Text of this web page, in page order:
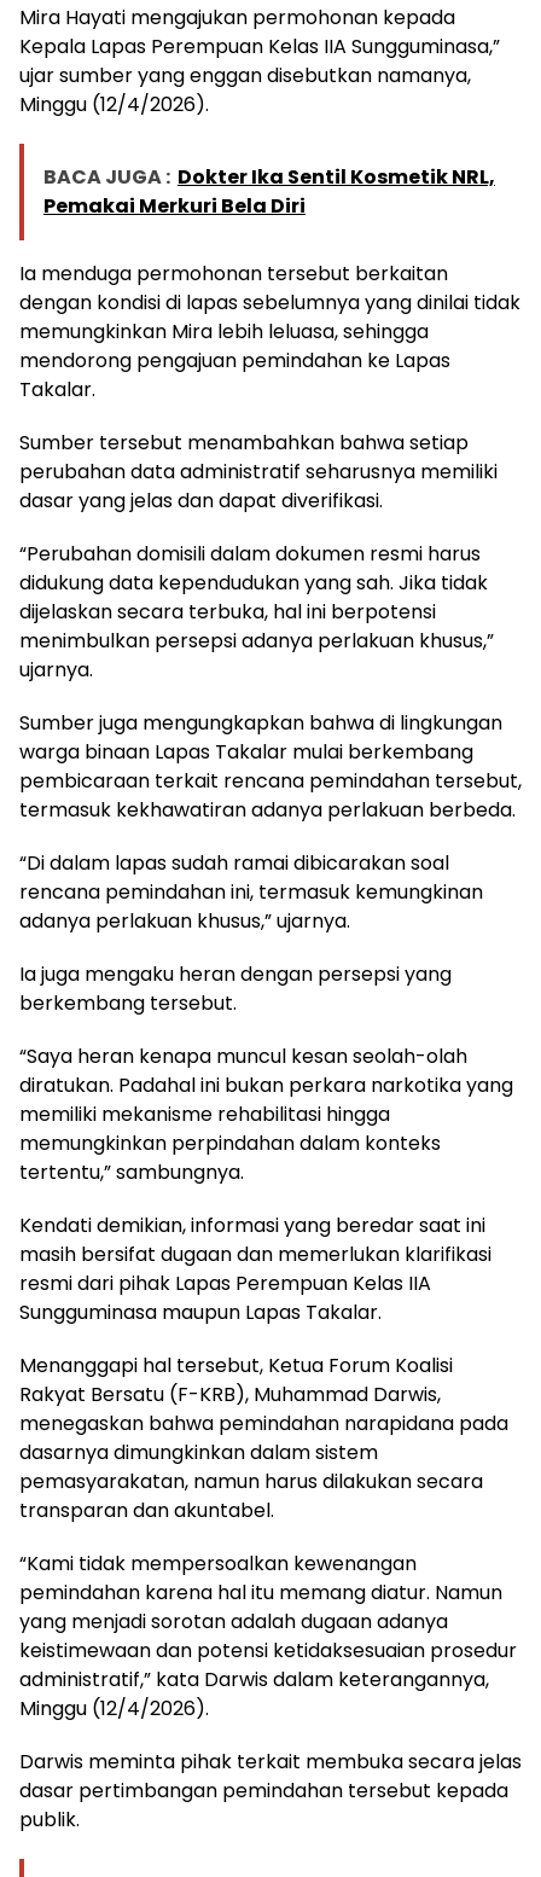
Mira Hayati mengajukan permohonan kepada
Kepala Lapas Perempuan Kelas IIA Sungguminasa,”
ujar sumber yang enggan disebutkan namanya,
Minggu (12/4/2026).
BACA JUGA : Dokter Ika Sentil Kosmetik NRL,
Pemakai Merkuri Bela Diri
Ia menduga permohonan tersebut berkaitan
dengan kondisi di lapas sebelumnya yang dinilai tidak
memungkinkan Mira lebih leluasa, sehingga
mendorong pengajuan pemindahan ke Lapas
Takalar.
Sumber tersebut menambahkan bahwa setiap
perubahan data administratif seharusnya memiliki
dasar yang jelas dan dapat diverifikasi.
“Perubahan domisili dalam dokumen resmi harus
didukung data kependudukan yang sah. Jika tidak
dijelaskan secara terbuka, hal ini berpotensi
menimbulkan persepsi adanya perlakuan khusus,”
ujarnya.
Sumber juga mengungkapkan bahwa di lingkungan
warga binaan Lapas Takalar mulai berkembang
pembicaraan terkait rencana pemindahan tersebut,
termasuk kekhawatiran adanya perlakuan berbeda.
“Di dalam lapas sudah ramai dibicarakan soal
rencana pemindahan ini, termasuk kemungkinan
adanya perlakuan khusus,” ujarnya.
Ia juga mengaku heran dengan persepsi yang
berkembang tersebut.
“Saya heran kenapa muncul kesan seolah-olah
diratukan. Padahal ini bukan perkara narkotika yang
memiliki mekanisme rehabilitasi hingga
memungkinkan perpindahan dalam konteks
tertentu,” sambungnya.
Kendati demikian, informasi yang beredar saat ini
masih bersifat dugaan dan memerlukan klarifikasi
resmi dari pihak Lapas Perempuan Kelas IIA
Sungguminasa maupun Lapas Takalar.
Menanggapi hal tersebut, Ketua Forum Koalisi
Rakyat Bersatu (F-KRB), Muhammad Darwis,
menegaskan bahwa pemindahan narapidana pada
dasarnya dimungkinkan dalam sistem
pemasyarakatan, namun harus dilakukan secara
transparan dan akuntabel.
“Kami tidak mempersoalkan kewenangan
pemindahan karena hal itu memang diatur. Namun
yang menjadi sorotan adalah dugaan adanya
keistimewaan dan potensi ketidaksesuaian prosedur
administratif,” kata Darwis dalam keterangannya,
Minggu (12/4/2026).
Darwis meminta pihak terkait membuka secara jelas
dasar pertimbangan pemindahan tersebut kepada
publik.